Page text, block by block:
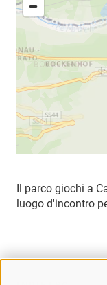
Il parco giochi a
luogo d'incontro